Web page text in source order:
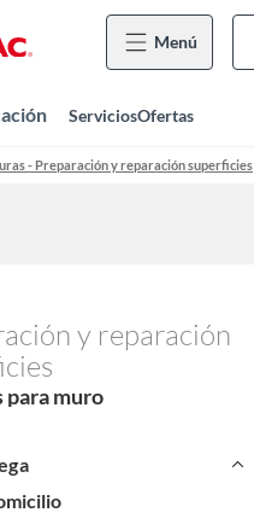
Menú
ServiciosOfertas
- Preparación y reparación superficies
y reparación
para muro